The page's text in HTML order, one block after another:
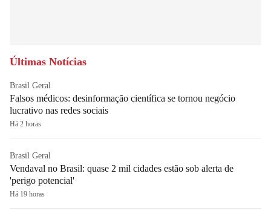
Últimas Notícias
Brasil Geral
Falsos médicos: desinformação científica se tornou negócio
lucrativo nas redes sociais
Há 2 horas
Brasil Geral
Vendaval no Brasil: quase 2 mil cidades estão sob alerta de
'perigo potencial'
Há 19 horas